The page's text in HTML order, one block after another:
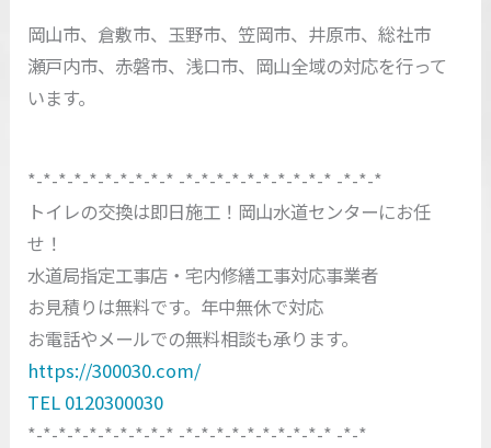
岡山市、倉敷市、玉野市、笠岡市、井原市、総社市
瀬戸内市、赤磐市、浅口市、岡山全域の対応を行って
います。
*-*-*-*-*-*-*-*-*-* -*-*-*-*-*-*-*-*-*-* -*-*-*
トイレの交換は即日施工！岡山水道センターにお任
せ！
水道局指定工事店・宅内修繕工事対応事業者
お見積りは無料です。年中無休で対応
お電話やメールでの無料相談も承ります。
https://300030.com/
TEL 0120300030
*-*-*-*-*-*-*-*-*-* -*-*-*-*-*-*-*-*-*-* -*-*